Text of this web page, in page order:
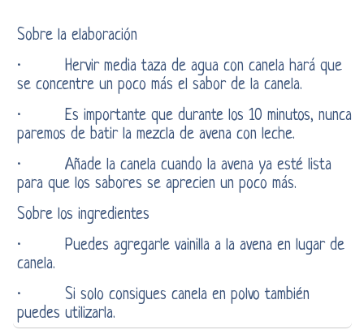
Sobre la elaboración
· Hervir media taza de agua con canela hará que
se concentre un poco más el sabor de la canela.
· Es importante que durante los 10 minutos, nunca
paremos de batir la mezcla de avena con leche.
· Añade la canela cuando la avena ya esté lista
para que los sabores se aprecien un poco más.
Sobre los ingredientes
· Puedes agregarle vainilla a la avena en lugar de
canela.
· Si solo consigues canela en polvo también
puedes utilizarla.